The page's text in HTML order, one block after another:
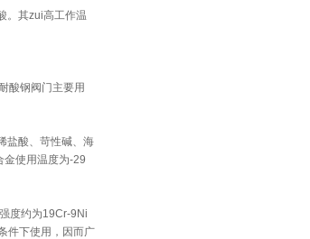
。其zui高工作温
酸钢阀门主要用
盐酸、苛性碱、海
使用温度为-29
度约为19Cr-9Ni
件下使用，因而广